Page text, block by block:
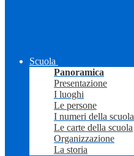
Scuola
Panoramica
Presentazione
I luoghi
Le persone
I numeri della scuola
Le carte della scuola
Organizzazione
La storia